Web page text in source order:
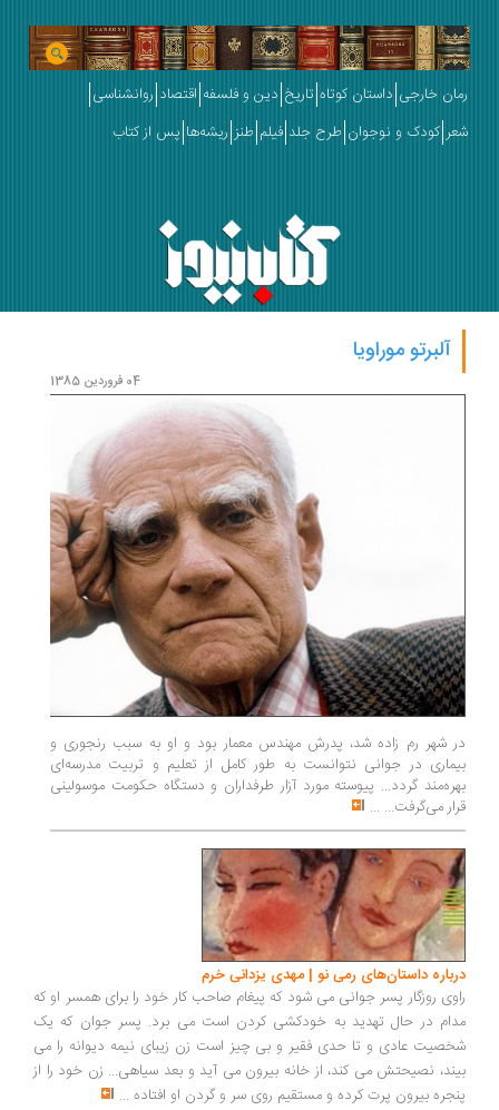
رمان خارجی داستان کوتاه تاریخ دین و فلسفه اقتصاد روانشناسی
شعر کودک و نوجوان طرح جلد فیلم طنز ریشه‌ها پس از کتاب
آلبرتو موراویا
04 فروردین 1385
در شهر رم زاده شد، پدرش مهندس معمار بود و او به سبب رنجوری و
بیماری در جوانی نتوانست به طور کامل از تعلیم و تربیت مدرسه‌ای
بهره‌مند گردد... پیوسته مورد آزار طرفداران و دستگاه حکومت موسولینی
قرار می‌گرفت... ...
درباره داستان‌های رمی نو | مهدی یزدانی خرم
راوى روزگار پسر جوانى مى شود که پیغام صاحب کار خود را براى همسر او که
مدام در حال تهدید به خودکشى کردن است مى برد. پسر جوان که یک
شخصیت عادى و تا حدى فقیر و بى چیز است زن زیباى نیمه دیوانه را مى
بیند، نصیحتش مى کند، از خانه بیرون مى آید و بعد سیاهى... زن خود را از
پنجره بیرون پرت کرده و مستقیم روى سر و گردن او افتاده ...